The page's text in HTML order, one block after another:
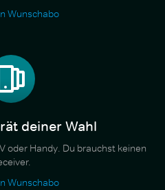
Wunschabo
deiner Wahl
oder Handy. Du brauchst keinen
Wunschabo